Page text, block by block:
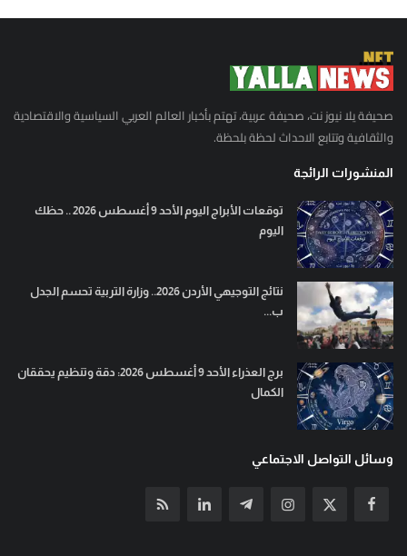
صحيفة يلا نيوز نت، صحيفة عربية، تهتم بأخبار العالم العربي السياسية والاقتصادية
والثقافية وتتابع الاحداث لحظة بلحظة.
المنشورات الرائجة
توقعات الأبراج اليوم الأحد 9 أغسطس 2026 .. حظك
اليوم
نتائج التوجيهي الأردن 2026.. وزارة التربية تحسم الجدل
ب...
برج العذراء الأحد 9 أغسطس 2026: دقة وتنظيم يحققان
الكمال
وسائل التواصل الاجتماعي